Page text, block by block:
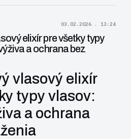
03.02.2026 . 13:24
elixír pre všetky typy
a ochrana bez
vlasový elixír
typy vlasov:
a ochrana